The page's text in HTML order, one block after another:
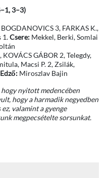
3–3)
3, FARKAS K.,
1.Csere: Mekkel, Berki, Somlai
GÁBOR 2, Telegdy,
Macsi P. 2, Zsilák,
Edző:Miroszlav Bajin
hogy nyitott medencében
hogy a harmadik negyedben
valamint a gyenge
megpecsételte sorsunkat.